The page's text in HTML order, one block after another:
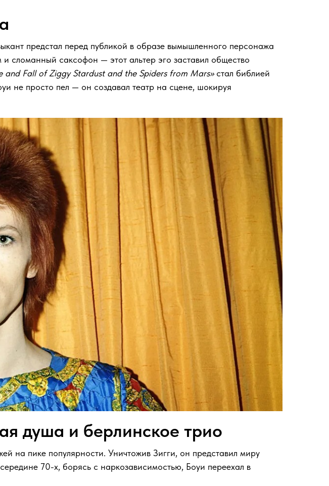
предстал перед публикой в образе вымышленного персонажа
сломанный саксофон — этот альтер эго заставил общество
and Fall of Ziggy Stardust and the Spiders from Mars»стал библией
не просто пел — он создавал театр на сцене, шокируя
душа и берлинское трио
на пике популярности. Уничтожив Зигги, он представил миру
70-х, борясь с наркозависимостью, Боуи переехал в